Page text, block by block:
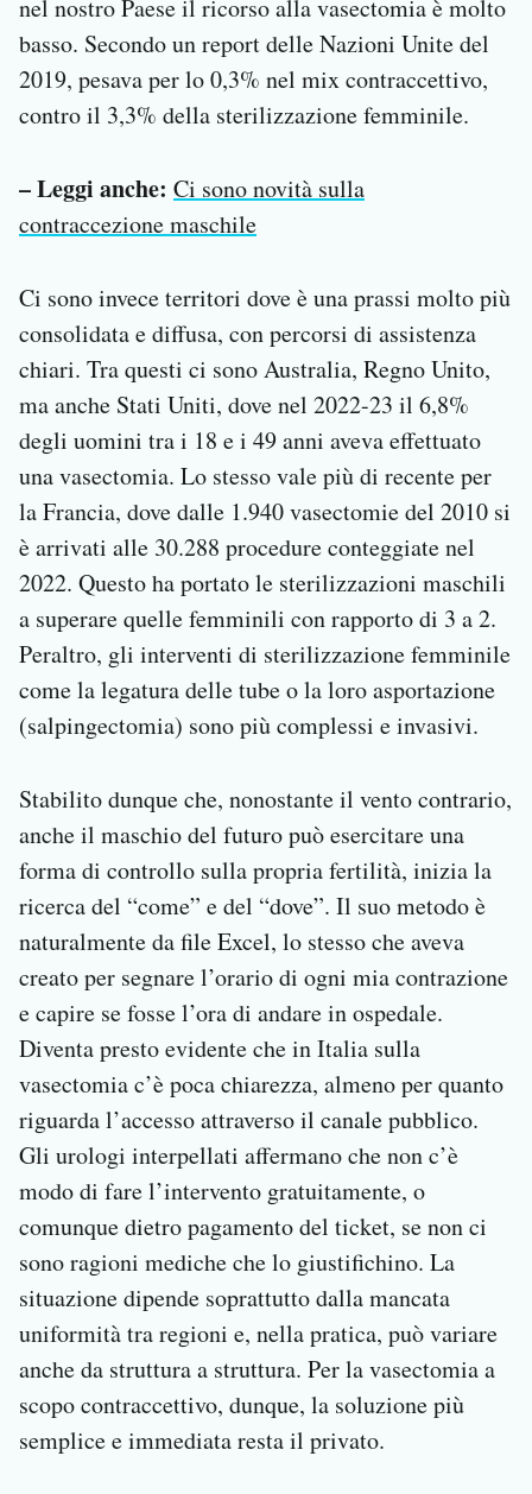
nel nostro Paese il ricorso alla vasectomia è molto
basso. Secondo un report delle Nazioni Unite del
2019, pesava per lo 0,3% nel mix contraccettivo,
contro il 3,3% della sterilizzazione femminile.
– Leggi anche: Ci sono novità sulla
contraccezione maschile
Ci sono invece territori dove è una prassi molto più
consolidata e diffusa, con percorsi di assistenza
chiari. Tra questi ci sono Australia, Regno Unito,
ma anche Stati Uniti, dove nel 2022-23 il 6,8%
degli uomini tra i 18 e i 49 anni aveva effettuato
una vasectomia. Lo stesso vale più di recente per
la Francia, dove dalle 1.940 vasectomie del 2010 si
è arrivati alle 30.288 procedure conteggiate nel
2022. Questo ha portato le sterilizzazioni maschili
a superare quelle femminili con rapporto di 3 a 2.
Peraltro, gli interventi di sterilizzazione femminile
come la legatura delle tube o la loro asportazione
(salpingectomia) sono più complessi e invasivi.
Stabilito dunque che, nonostante il vento contrario,
anche il maschio del futuro può esercitare una
forma di controllo sulla propria fertilità, inizia la
ricerca del “come” e del “dove”. Il suo metodo è
naturalmente da file Excel, lo stesso che aveva
creato per segnare l’orario di ogni mia contrazione
e capire se fosse l’ora di andare in ospedale.
Diventa presto evidente che in Italia sulla
vasectomia c’è poca chiarezza, almeno per quanto
riguarda l’accesso attraverso il canale pubblico.
Gli urologi interpellati affermano che non c’è
modo di fare l’intervento gratuitamente, o
comunque dietro pagamento del ticket, se non ci
sono ragioni mediche che lo giustifichino. La
situazione dipende soprattutto dalla mancata
uniformità tra regioni e, nella pratica, può variare
anche da struttura a struttura. Per la vasectomia a
scopo contraccettivo, dunque, la soluzione più
semplice e immediata resta il privato.